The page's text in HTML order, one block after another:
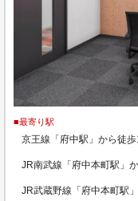
■最寄り駅
京王線「府中駅」から徒
JR南武線「府中本町駅」
JR武蔵野線「府中本町駅